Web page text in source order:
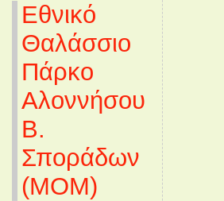
Εθνικό
Θαλάσσιο
Πάρκο
Αλοννήσου
Β.
Σποράδων
(MOM)